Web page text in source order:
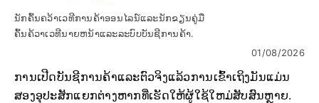
ນັກຄົ້ນຄວ້າເວທີການຄ້າອອນໄລນ໌ແລະນັກຂຽນຄູ່ມື
ຄົ້ນຄ້ວາເວທີນາຍຫນ້າແລະລະບົບບັນຊີການຄ້າ.
01/08/2026
ການເປີດບັນຊີການຄ້າແລະຕົວຈິງແລ້ວການເຂົ້າເຖິງມັນແມ່ນ
ສອງອຸປະສັກແຍກຕ່າງຫາກທີ່ເຮັດໃຫ້ຜູ້ໃຊ້ໃຫມ່ສັບສົນຫຼາຍ.